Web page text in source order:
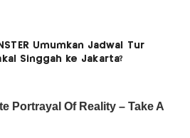
Umumkan Jadwal Tur
Singgah ke Jakarta?